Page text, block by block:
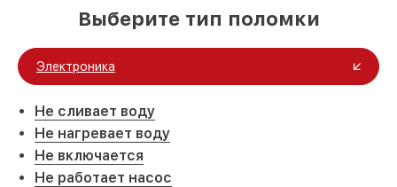
Выберите тип поломки
Электроника
Не сливает воду
Не нагревает воду
Не включается
Не работает насос